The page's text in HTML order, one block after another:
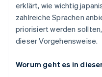
erklärt, wie wichtig
zahlreiche Sprachen
priorisiert werden
dieser Vorgehensweise.
Worum geht es in